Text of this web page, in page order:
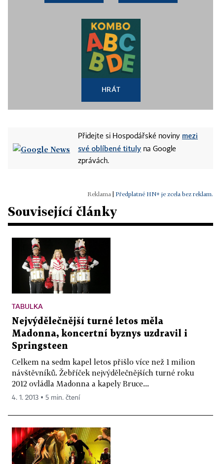
HRÁT
Přidejte si Hospodářské noviny mezi
své oblíbené tituly na Google
zprávách.
Předplatné HN+ je zcela bez reklam.
Související články
TABULKA
Nejvýdělečnější turné letos měla
Madonna, koncertní byznys uzdravil i
Springsteen
Celkem na sedm kapel letos přišlo více než 1 milion
návštěvníků. Žebříček nejvýdělečnějších turné roku
2012 ovládla Madonna a kapely Bruce...
4. 1. 2013 ▪ 5 min. čtení